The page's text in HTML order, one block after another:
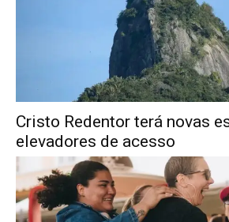
Cristo Redentor terá novas
elevadores de acesso